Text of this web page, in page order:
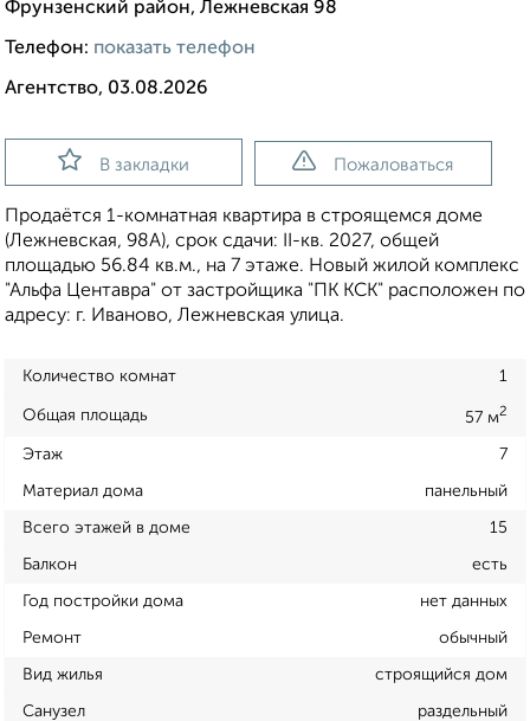
Фрунзенский район, Лежневская 98
Телефон: показать телефон
Агентство, 03.08.2026
В закладки Пожаловаться
Продаётся 1-комнатная квартира в строящемся доме
(Лежневская, 98А), срок сдачи: II-кв. 2027, общей
площадью 56.84 кв.м., на 7 этаже. Новый жилой комплекс
"Альфа Центавра" от застройщика "ПК КСК" расположен по
адресу: г. Иваново, Лежневская улица.
Количество комнат 1
Общая площадь 57 м2
Этаж 7
Материал дома панельный
Всего этажей в доме 15
Балкон есть
Год постройки дома нет данных
Ремонт обычный
Вид жилья строящийся дом
Санузел раздельный